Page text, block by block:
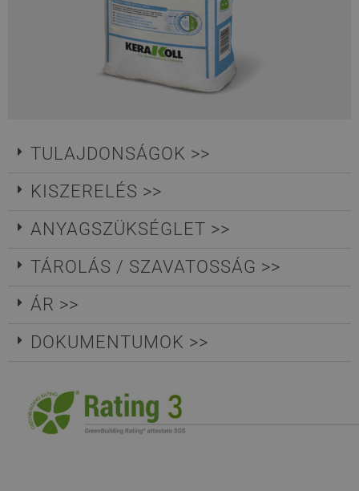
TULAJDONSÁGOK >>
KISZERELÉS >>
ANYAGSZÜKSÉGLET >>
TÁROLÁS / SZAVATOSSÁG >>
ÁR >>
DOKUMENTUMOK >>